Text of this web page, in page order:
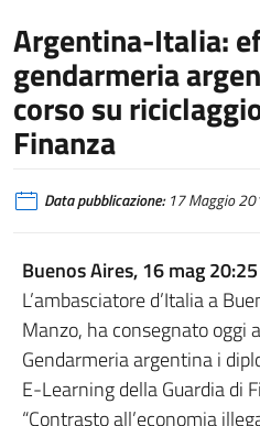
Argentina-Italia:
gendarmeria
corso su
Finanza
Data pubblicazione:17 Maggio
Buenos Aires, 16 mag 20:25
L’ambasciatore d’Italia a
Manzo, ha consegnato oggi
Gendarmeria argentina i
E-Learning della Guardia di
“Contrasto all’economia